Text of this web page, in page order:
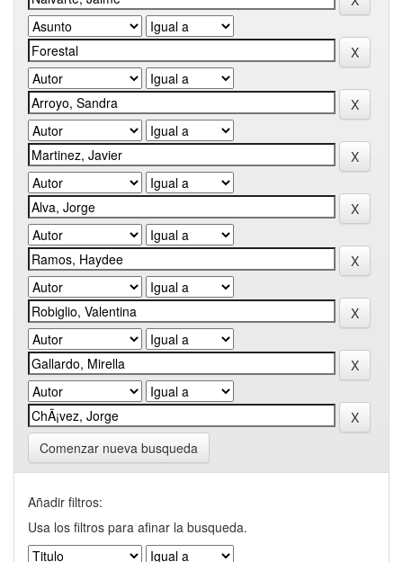
Comenzar nueva busqueda
Añadir filtros:
Usa los filtros para afinar la busqueda.